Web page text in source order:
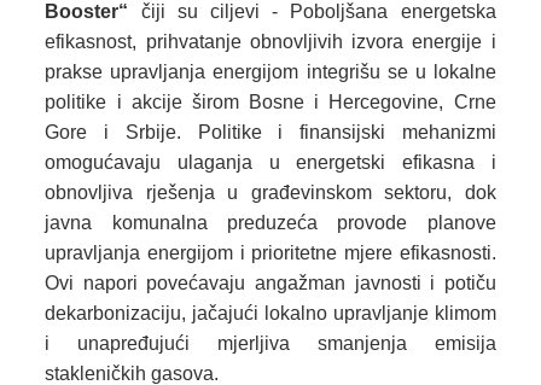
Booster“ čiji su ciljevi - Poboljšana energetska
efikasnost, prihvatanje obnovljivih izvora energije i
prakse upravljanja energijom integrišu se u lokalne
politike i akcije širom Bosne i Hercegovine, Crne
Gore i Srbije. Politike i finansijski mehanizmi
omogućavaju ulaganja u energetski efikasna i
obnovljiva rješenja u građevinskom sektoru, dok
javna komunalna preduzeća provode planove
upravljanja energijom i prioritetne mjere efikasnosti.
Ovi napori povećavaju angažman javnosti i potiču
dekarbonizaciju, jačajući lokalno upravljanje klimom
i unapređujući mjerljiva smanjenja emisija
stakleničkih gasova.